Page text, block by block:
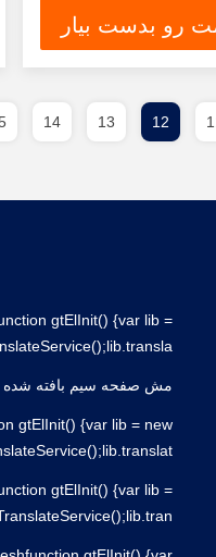
رو بدست بیار
12
13
14
gtElInit() {var lib =
مش صفحه سیم بافته شده
gtElInit() {var lib = new
gtElInit() {var lib =